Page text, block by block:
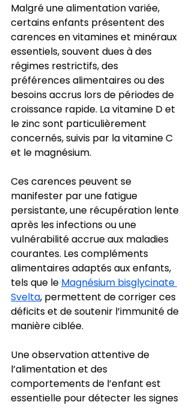
Malgré une alimentation variée,
certains enfants présentent des
carences en vitamines et minéraux
essentiels, souvent dues à des
régimes restrictifs, des
préférences alimentaires ou des
besoins accrus lors de périodes de
croissance rapide. La vitamine D et
le zinc sont particulièrement
concernés, suivis par la vitamine C
et le magnésium.
Ces carences peuvent se
manifester par une fatigue
persistante, une récupération lente
après les infections ou une
vulnérabilité accrue aux maladies
courantes. Les compléments
alimentaires adaptés aux enfants,
tels que le Magnésium bisglycinate
Svelta, permettent de corriger ces
déficits et de soutenir l’immunité de
manière ciblée.
Une observation attentive de
l’alimentation et des
comportements de l’enfant est
essentielle pour détecter les signes